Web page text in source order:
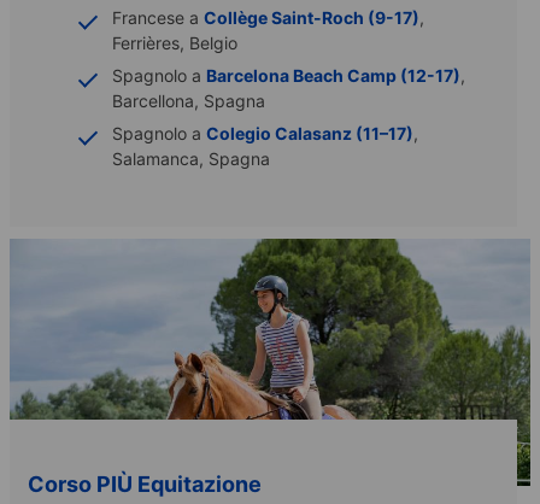
Francese a Collège Saint-Roch (9-17),
Ferrières, Belgio
Spagnolo a Barcelona Beach Camp (12-17),
Barcellona, Spagna
Spagnolo a Colegio Calasanz (11–17),
Salamanca, Spagna
Corso PIÙ Equitazione